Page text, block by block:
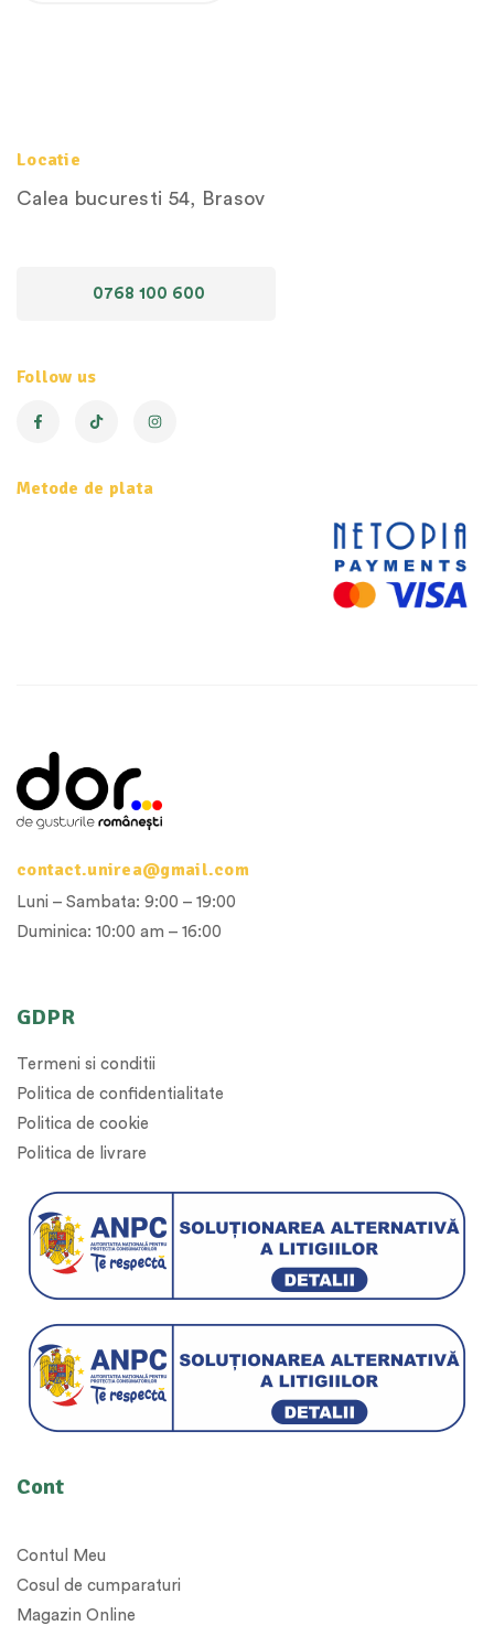
Locatie
Calea bucuresti 54, Brasov
0768 100 600
Follow us
Metode de plata
GDPR
Termeni si conditii
Politica de confidentialitate
Politica de cookie
Politica de livrare
Cont
Contul Meu
Cosul de cumparaturi
Magazin Online
contact.unirea@gmail.com
Luni – Sambata: 9:00 – 19:00
Duminica: 10:00 am – 16:00